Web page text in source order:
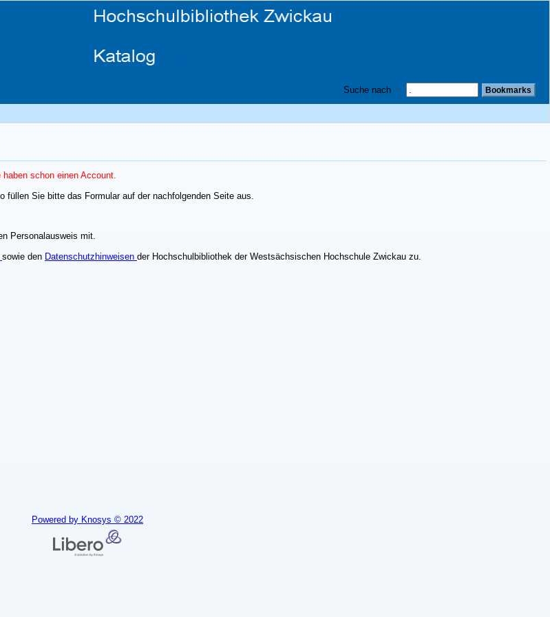
schon einen Account.
Sie bitte das Formular auf der nachfolgenden Seite aus.
Personalausweis mit.
sowie den Datenschutzhinweisen der Hochschulbibliothek der Westsächsischen Hochschule Zwickau zu.
Powered by Knosys © 2022
Suche nach